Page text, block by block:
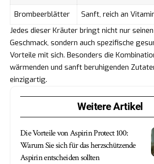
Brombeerblätter
Sanft, reich an
Jedes dieser Kräuter bringt nicht nur
Geschmack, sondern auch spezifische
Vorteile mit sich. Besonders die
wärmenden und sanft beruhigenden
einzigartig.
Weitere Artikel
Die Vorteile von Aspirin Protect 100:
Warum Sie sich für das herzschützende
Aspirin entscheiden sollten